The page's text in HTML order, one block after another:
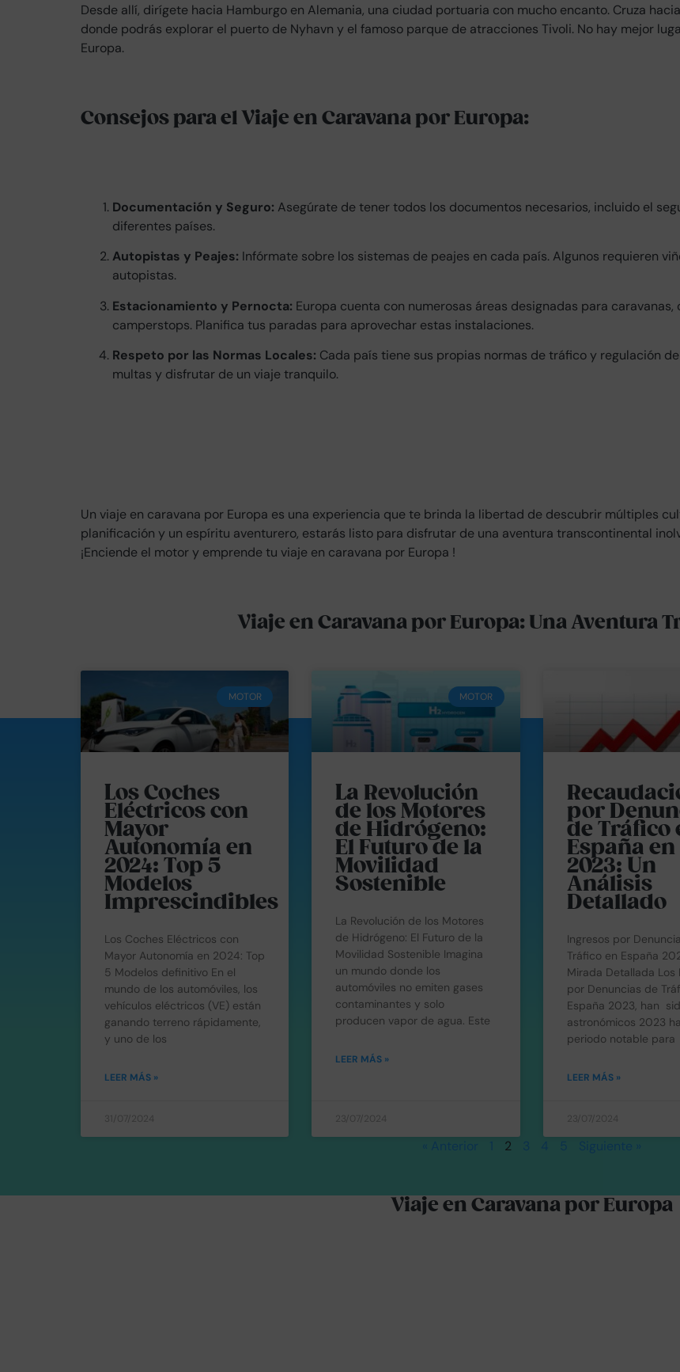
Desde allí, dirígete hacia Hamburgo en Alemania, una ciudad portuaria con mucho encanto. Cruza
donde podrás explorar el puerto de Nyhavn y el famoso parque de atracciones Tivoli. No hay mejor
Europa.
Consejos para el Viaje en Caravana por Europa:
Documentación y Seguro: Asegúrate de tener todos los documentos necesarios, incluido el
diferentes países.
Autopistas y Peajes: Infórmate sobre los sistemas de peajes en cada país. Algunos requieren
autopistas.
Estacionamiento y Pernocta: Europa cuenta con numerosas áreas designadas para
camperstops. Planifica tus paradas para aprovechar estas instalaciones.
Respeto por las Normas Locales: Cada país tiene sus propias normas de tráfico y regulación
multas y disfrutar de un viaje tranquilo.
Un viaje en caravana por Europa es una experiencia que te brinda la libertad de descubrir múltiples
planificación y un espíritu aventurero, estarás listo para disfrutar de una aventura transcontinental
¡Enciende el motor y emprende tu viaje en caravana por Europa !
Viaje en Caravana por Europa: Una Aventura
MOTOR
Los Coches
Eléctricos con
Mayor
Autonomía en
2024: Top 5
Modelos
Imprescindibles
Los Coches Eléctricos con
Mayor Autonomía en 2024: Top
5 Modelos definitivo En el
mundo de los automóviles, los
vehículos eléctricos (VE) están
ganando terreno rápidamente,
y uno de los
LEER MÁS »
31/07/2024
MOTOR
La Revolución
de los Motores
de Hidrógeno:
El Futuro de la
Movilidad
Sostenible
La Revolución de los Motores
de Hidrógeno: El Futuro de la
Movilidad Sostenible Imagina
un mundo donde los
automóviles no emiten gases
contaminantes y solo
producen vapor de agua. Este
LEER MÁS »
23/07/2024
por
de Tráfico
España en
2023: Un
Análisis
Detallado
Ingresos por
Tráfico en España
Mirada Detallada Los
por Denuncias de
España 2023, han
astronómicos 2023
periodo notable para
LEER MÁS »
23/07/2024
2
Viaje en Caravana por Europa